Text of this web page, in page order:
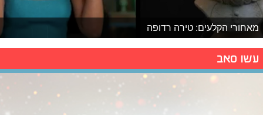
מאחורי הקלעים: טירה רדופה
עשו סאב